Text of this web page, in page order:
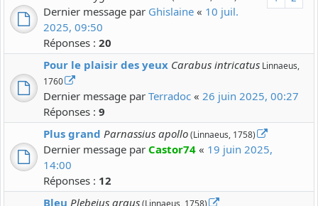
Dernier message par Ghislaine « 10 juil.
2025, 09:50
Réponses : 20
Pour le plaisir des yeux Carabus intricatus Linnaeus,
1760
Dernier message par Terradoc « 26 juin 2025, 00:27
Réponses : 9
Plus grand Parnassius apollo(Linnaeus, 1758)
Dernier message par Castor74 « 19 juin 2025,
14:00
Réponses : 12
Bleu Plebejus argus(Linnaeus, 1758)